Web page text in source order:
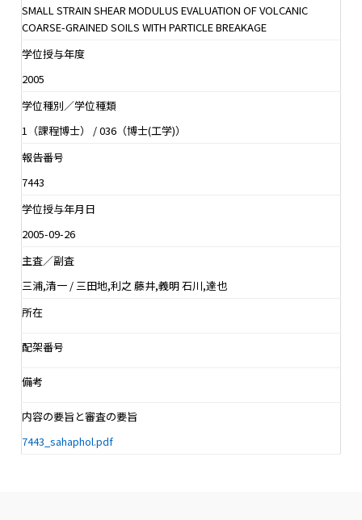
SMALL STRAIN SHEAR MODULUS EVALUATION OF VOLCANIC
COARSE-GRAINED SOILS WITH PARTICLE BREAKAGE
学位授与年度
2005
学位種別／学位種類
1（課程博士） / 036（博士(工学)）
報告番号
7443
学位授与年月日
2005-09-26
主査／副査
三浦,清一 / 三田地,利之 藤井,義明 石川,達也
所在
配架番号
備考
内容の要旨と審査の要旨
7443_sahaphol.pdf